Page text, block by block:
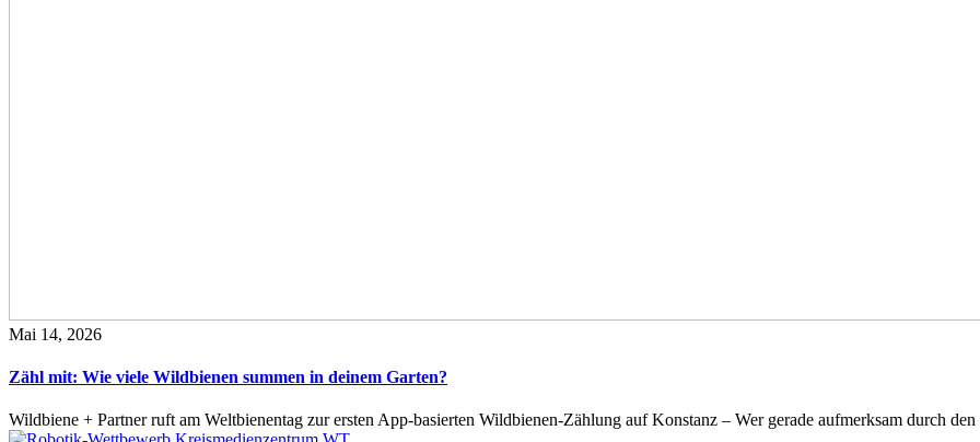
Mai 14, 2026
Zähl mit: Wie viele Wildbienen summen in deinem Garten?
Wildbiene + Partner ruft am Weltbienentag zur ersten App-basierten Wildbienen-Zählung auf Konstanz – Wer gerade aufmerksam durch